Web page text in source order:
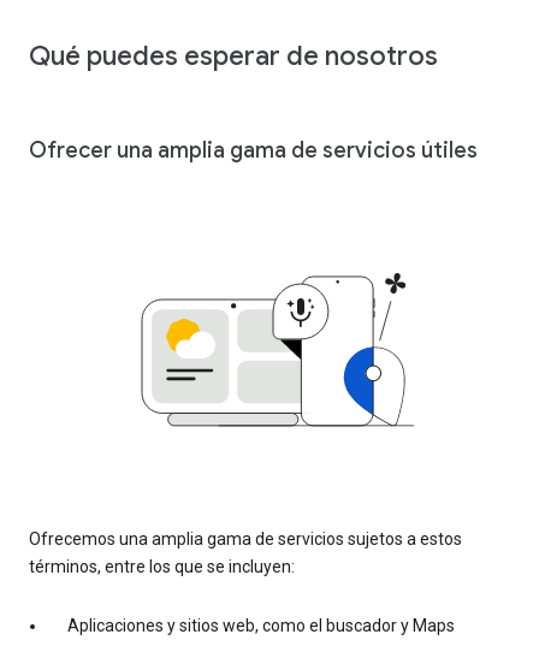
Qué puedes esperar de nosotros
Ofrecer una amplia gama de servicios útiles
Ofrecemos una amplia gama de servicios sujetos a estos
términos, entre los que se incluyen:
Aplicaciones y sitios web, como el buscador y Maps